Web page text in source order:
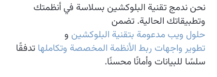
نحن ندمج تقنية البلوكشين بسلاسة في أنظمتك
وتطبيقاتك الحالية. تضمن
حلول ويب مدعومة بتقنية البلوكشين و
تطوير واجهات ربط الأنظمة المخصصة وتكاملها تدفقًا
سلسًا للبيانات وأمانًا محسنًا.